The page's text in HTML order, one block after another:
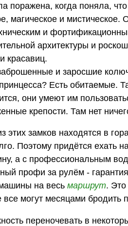
поражена, когда поняла,
магическое и
и
архитектуры и
красавиц.
и заросшие
Есть обитаемые.
они умеют им
крепости. Там нет
этих замков находятся в
Поэтому придётся ехать
а с профессиональным
профи за рулём -
на весьмаршрут. Это
все могут месяцами бродить
переночевать в